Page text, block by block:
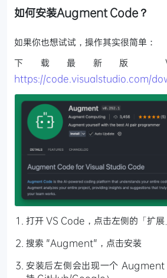
如何安装Augment Code？
如果你也想试试，操作其实很简单：
下载最新版 VS
https://code.visualstudio.com/
打开 VS Code，点击左侧的「扩展
搜索 "Augment"，点击安装
安装后左侧会出现一个 Augment